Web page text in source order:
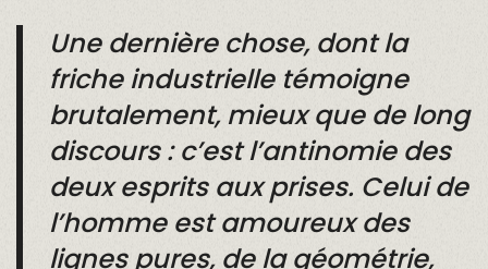
Une dernière chose, dont la
friche industrielle témoigne
brutalement, mieux que de long
discours : c’est l’antinomie des
deux esprits aux prises. Celui de
l’homme est amoureux des
lignes pures, de la géométrie,